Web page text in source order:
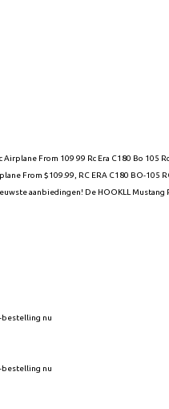
Airplane From 109 99 Rc Era C180 Bo 105
From $109.99, RC ERA C180 BO-105
aanbiedingen! De HOOKLL
bestelling nu
bestelling nu